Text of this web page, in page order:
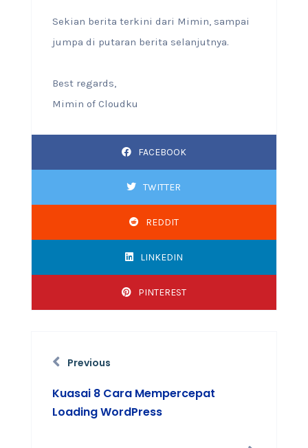
Sekian berita terkini dari Mimin, sampai
jumpa di putaran berita selanjutnya.
Best regards,
Mimin of Cloudku
FACEBOOK
TWITTER
REDDIT
LINKEDIN
PINTEREST
Previous
Kuasai 8 Cara Mempercepat
Loading WordPress